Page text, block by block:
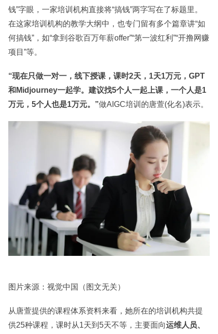
钱”字眼，一家培训机构直接将“搞钱”两字写在了标题里。
在这家培训机构的教学大纲中，也专门留有多个篇章讲“如
何搞钱”，如“拿到谷歌百万年薪offer”“第一波红利”“开撸网赚
项目”等。
“现在只做一对一，线下授课，课时2天，1天1万元，GPT
和Midjourney一起学。建议找5个人一起上课，一个人是1
万元，5个人也是1万元。”做AIGC培训的唐萱(化名)表示。
图片来源：视觉中国（图文无关）
从唐萱提供的课程体系资料来看，她所在的培训机构共提
供25种课程，课时从1天到5天不等，主要面向运维人员、